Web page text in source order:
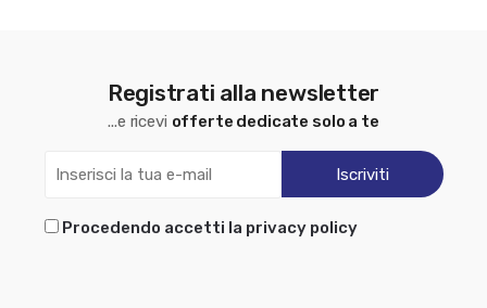
Registrati alla newsletter
...e ricevi offerte dedicate solo a te
Procedendo accetti la privacy policy